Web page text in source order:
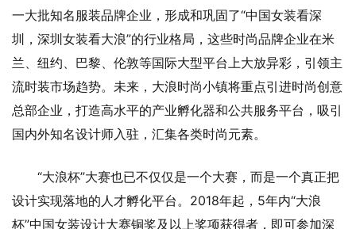
一大批知名服装品牌企业，形成和巩固了“中国女装看深
圳，深圳女装看大浪”的行业格局，这些时尚品牌企业在米
兰、纽约、巴黎、伦敦等国际大型平台上大放异彩，引领主
流时装市场趋势。未来，大浪时尚小镇将重点引进时尚创意
总部企业，打造高水平的产业孵化器和公共服务平台，吸引
国内外知名设计师入驻，汇集各类时尚元素。
“大浪杯”大赛也已不仅仅是一个大赛，而是一个真正把
设计实现落地的人才孵化平台。2018年起，5年内“大浪
杯”中国女装设计大赛铜奖及以上奖项获得者，即可参加深